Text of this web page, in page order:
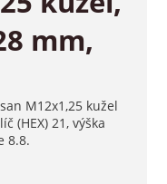
mm,
M12x1,25 kužel
(HEX) 21, výška
8.8.